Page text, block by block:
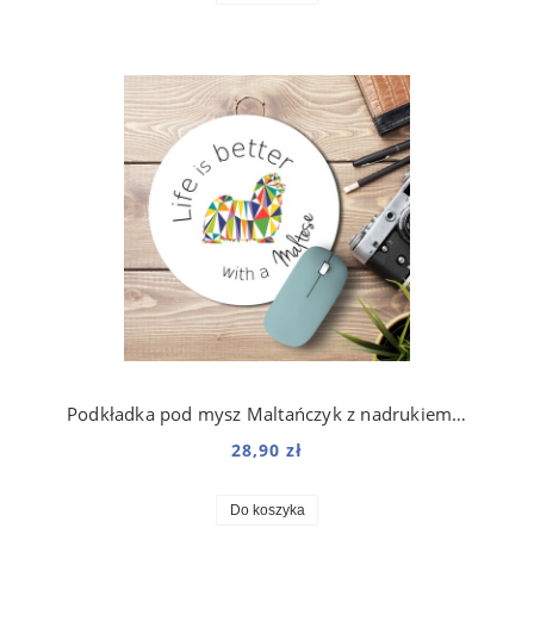
Podkładka pod mysz Maltańczyk z nadrukiem Origami
28,90 zł
Do koszyka